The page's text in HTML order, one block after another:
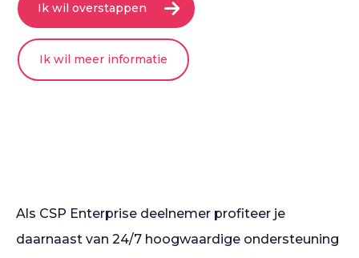
Ik wil overstappen
Ik wil meer informatie
Als CSP Enterprise deelnemer profiteer je
daarnaast van 24/7 hoogwaardige ondersteuning